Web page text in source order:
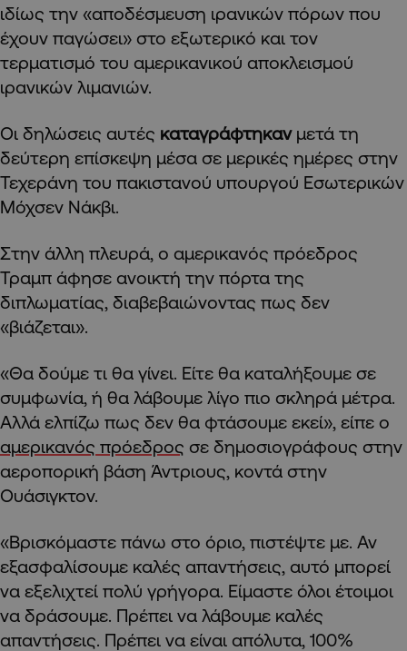
ιδίως την «αποδέσμευση ιρανικών πόρων που
έχουν παγώσει» στο εξωτερικό και τον
τερματισμό του αμερικανικού αποκλεισμού
ιρανικών λιμανιών.
Οι δηλώσεις αυτές καταγράφτηκαν μετά τη
δεύτερη επίσκεψη μέσα σε μερικές ημέρες στην
Τεχεράνη του πακιστανού υπουργού Εσωτερικών
Μόχσεν Νάκβι.
Στην άλλη πλευρά, ο αμερικανός πρόεδρος
Τραμπ άφησε ανοικτή την πόρτα της
διπλωματίας, διαβεβαιώνοντας πως δεν
«βιάζεται».
«Θα δούμε τι θα γίνει. Είτε θα καταλήξουμε σε
συμφωνία, ή θα λάβουμε λίγο πιο σκληρά μέτρα.
Αλλά ελπίζω πως δεν θα φτάσουμε εκεί», είπε ο
αμερικανός πρόεδρος σε δημοσιογράφους στην
αεροπορική βάση Άντριους, κοντά στην
Ουάσιγκτον.
«Βρισκόμαστε πάνω στο όριο, πιστέψτε με. Αν
εξασφαλίσουμε καλές απαντήσεις, αυτό μπορεί
να εξελιχτεί πολύ γρήγορα. Είμαστε όλοι έτοιμοι
να δράσουμε. Πρέπει να λάβουμε καλές
απαντήσεις. Πρέπει να είναι απόλυτα, 100%